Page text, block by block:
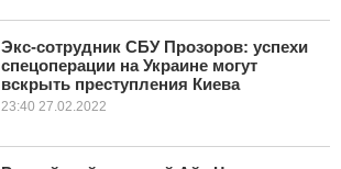
Экс-сотрудник СБУ Прозоров: успехи
спецоперации на Украине могут
вскрыть преступления Киева
23:40 27.02.2022